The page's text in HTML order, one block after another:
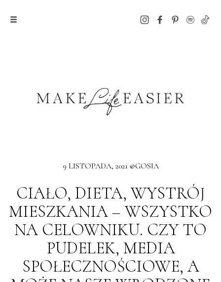
9 LISTOPADA, 2021 @GOSIA
CIAŁO, DIETA, WYSTRÓJ
MIESZKANIA – WSZYSTKO
NA CELOWNIKU. CZY TO
PUDELEK, MEDIA
SPOŁECZNOŚCIOWE, A